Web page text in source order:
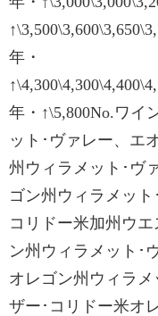
年・
年・↑\5,800No.ワイ
ット･ヴァレー、エ
州ウィラメット･ヴ
ゴン州ウィラメッ
コリドー米加州ウ
ン州ウィラメット･
オレゴン州ウィラ
ザー･コリドー米オ